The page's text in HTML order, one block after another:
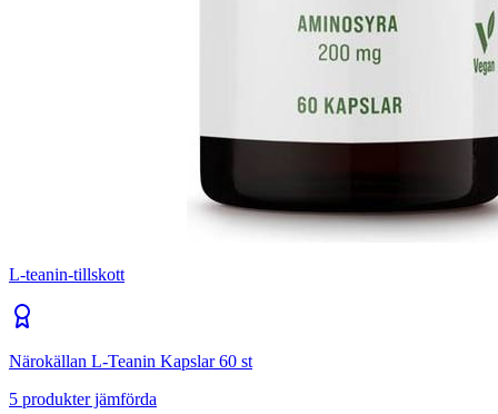
L-teanin-tillskott
Närokällan L-Teanin Kapslar 60 st
5 produkter jämförda